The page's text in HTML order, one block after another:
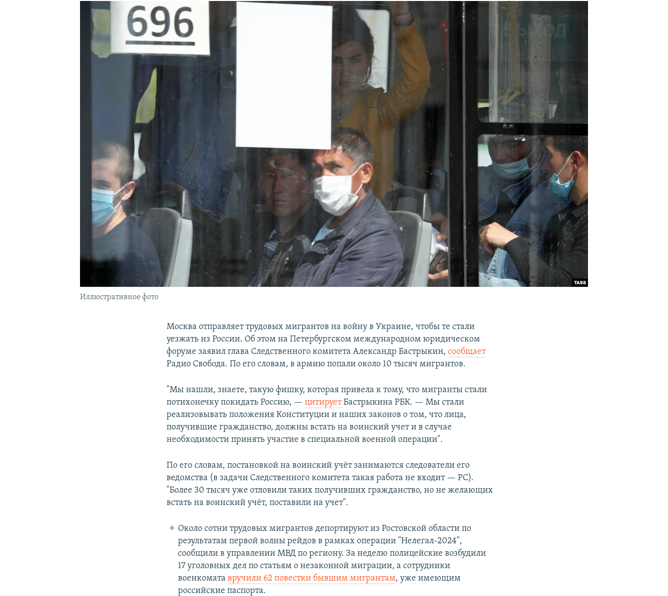
ПОДПИШИТЕСЬ НА РАССЫЛКУ
Иллюстративное фото
Москва отправляет трудовых мигрантов на войну в Украине, чтобы те стали
уезжать из России. Об этом на Петербургском международном юридическом
форуме заявил глава Следственного комитета Александр Бастрыкин,сообщает
Радио Свобода. По его словам, в армию попали около 10 тысяч мигрантов.
"Мы нашли, знаете, такую фишку, которая привела к тому, что мигранты стали
потихонечку покидать Россию, —цитируетБастрыкина РБК. — Мы стали
реализовывать положения Конституции и наших законов о том, что лица,
получившие гражданство, должны встать на воинский учет и в случае
необходимости принять участие в специальной военной операции".
По его словам, постановкой на воинский учёт занимаются следователи его
ведомства (в задачи Следственного комитета такая работа не входит — РС).
"Более 30 тысяч уже отловили таких получивших гражданство, но не желающих
встать на воинский учёт, поставили на учет".
Около сотни трудовых мигрантов депортируют из Ростовской области по
результатам первой волны рейдов в рамках операции "Нелегал-2024",
сообщили в управлении МВД по региону. За неделю полицейские возбудили
17 уголовных дел по статьям о незаконной миграции, а сотрудники
военкомата вручили 62 повестки бывшим мигрантам, уже имеющим
российские паспорта.